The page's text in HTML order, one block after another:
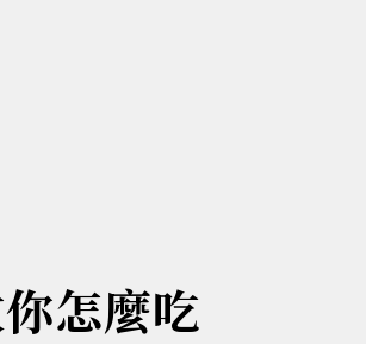
怎麼吃